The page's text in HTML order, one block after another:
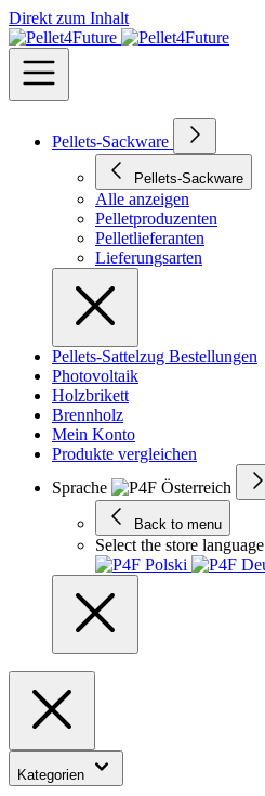
Direkt zum Inhalt
Pellets-Sackware
Pellets-Sackware
Alle anzeigen
Pelletproduzenten
Pelletlieferanten
Lieferungsarten
Pellets-Sattelzug Bestellungen
Photovoltaik
Holzbrikett
Brennholz
Mein Konto
Produkte vergleichen
Sprache
Back to menu
Select the store language
Kategorien